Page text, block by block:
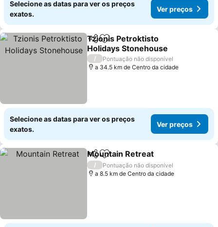
Selecione as datas para ver os preços
exatos.
Ver preços
PartilharAdicionar aos favoritos
Tzionis Petroktisto
Holidays Stonehouse
Ver preços
/
Pontuação não disponível
a 34.5 km de Centro da cidade
Selecione as datas para ver os preços
exatos.
Ver preços
PartilharAdicionar aos favoritos
Mountain Retreat
/
Pontuação não disponível
a 8.5 km de Centro da cidade